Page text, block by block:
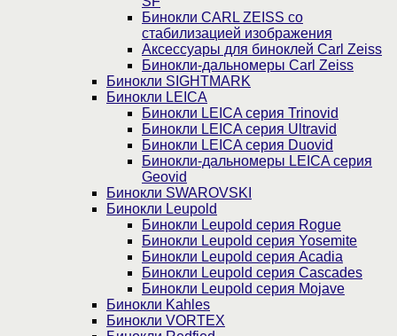
Бинокли CARL ZEISS со
стабилизацией изображения
Аксессуары для биноклей Carl Zeiss
Бинокли-дальномеры Carl Zeiss
Бинокли SIGHTMARK
Бинокли LEICA
Бинокли LEICA серия Trinovid
Бинокли LEICA серия Ultravid
Бинокли LEICA серия Duovid
Бинокли-дальномеры LEICA серия
Geovid
Бинокли SWAROVSKI
Бинокли Leupold
Бинокли Leupold серия Rogue
Бинокли Leupold серия Yosemite
Бинокли Leupold серия Acadia
Бинокли Leupold серия Cascades
Бинокли Leupold серия Mojave
Бинокли Kahles
Бинокли VORTEX